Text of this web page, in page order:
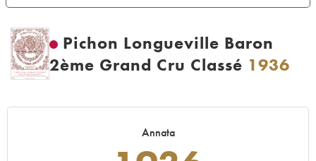
Pichon Longueville Baron
2ème Grand Cru Classé 1936
Annata